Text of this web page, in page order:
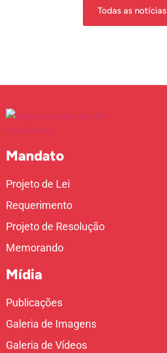
Todas as notícias
Mandato
Projeto de Lei
Requerimento
Projeto de Resolução
Memorando
Mídia
Publicações
Galeria de Imagens
Galeria de Vídeos